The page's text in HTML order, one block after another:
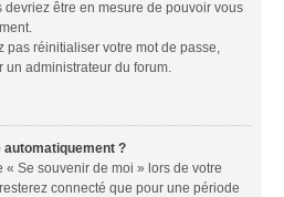
être en mesure de pouvoir vous
pas réinitialiser votre mot de passe,
un administrateur du forum.
?
Se souvenir de moi » lors de votre
connecté que pour une période